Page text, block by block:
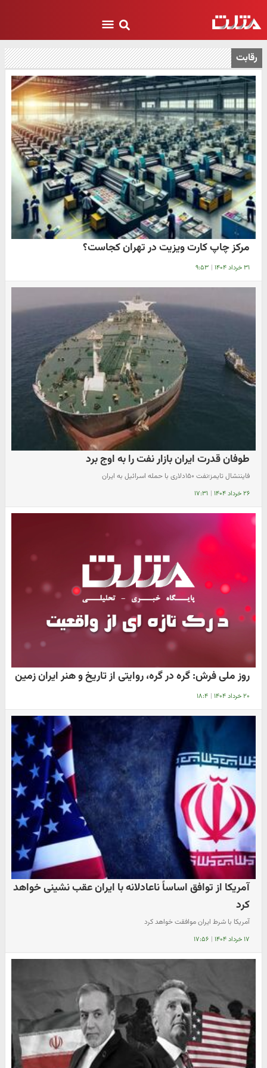
رقابت
مرکز چاپ کارت ویزیت در تهران کجاست؟
۳۱ خرداد ۱۴۰۴ | ۹:۵۳
طوفان قدرت ایران بازار نفت را به اوج برد
فایننشال تایمز؛نفت ۱۵۰دلاری با حمله اسرائیل به ایران
۲۶ خرداد ۱۴۰۴ | ۱۷:۳۱
روز ملی فرش: گره در گره، روایتی از تاریخ و هنر ایران زمین
۲۰ خرداد ۱۴۰۴ | ۱۸:۴
آمریکا از توافق اساساً ناعادلانه با ایران عقب نشینی خواهد
کرد
آمریکا با شرط ایران موافقت خواهد کرد
۱۷ خرداد ۱۴۰۴ | ۱۷:۵۶